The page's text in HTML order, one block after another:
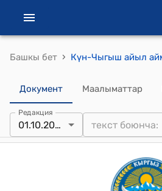
Башкы бет ›
Документ Маалыматтар
Редакция
01.10.2024